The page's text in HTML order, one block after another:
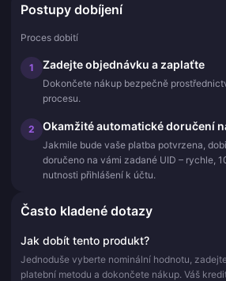
Postupy dobíjení
Proces dobití
1 Zadejte objednávku a zaplaťte
Dokončete nákup bezpečně
procesu.
2 Okamžité automatické doručení
Jakmile bude vaše platba potvrzena,
doručeno na vámi zadané UID – rychle,
nutnosti přihlášení k účtu.
Často kladené dotazy
Jak dobít tento produkt?
Jednoduše vyberte nominální hodnotu,
platební metodu a dokončete nákup. Váš